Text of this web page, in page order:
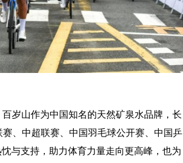
岁山作为中国知名的天然矿泉水品牌，长
、中超联赛、中国羽毛球公开赛、中国乒
与支持，助力体育力量走向更高峰，也为